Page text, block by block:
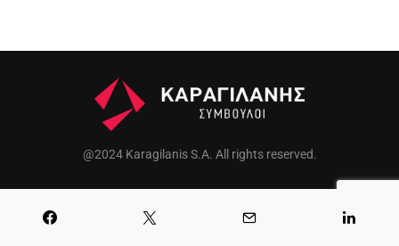
@2024 Karagilanis S.A. All rights reserved.